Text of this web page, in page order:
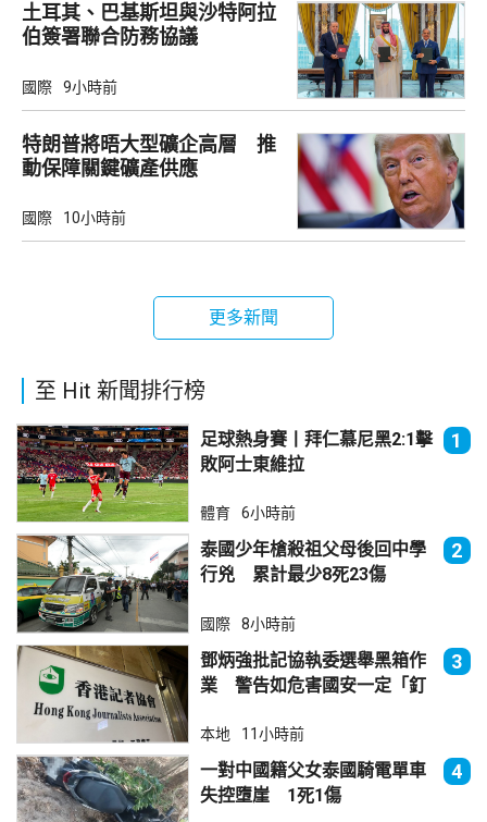
土耳其、巴基斯坦與沙特阿拉
伯簽署聯合防務協議
國際 9小時前
特朗普將晤大型礦企高層 推
動保障關鍵礦產供應
國際 10小時前
更多新聞
至 Hit 新聞排行榜
足球熱身賽丨拜仁慕尼黑2:1擊
敗阿士東維拉
1
體育 6小時前
泰國少年槍殺祖父母後回中學
行兇 累計最少8死23傷
2
國際 8小時前
鄧炳強批記協執委選舉黑箱作
業 警告如危害國安一定「釘
3
本地 11小時前
一對中國籍父女泰國騎電單車
失控墮崖 1死1傷
4